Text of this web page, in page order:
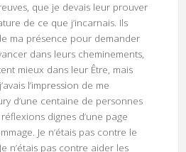
que je devais leur prouver
de ce que j’incarnais. Ils
ma présence pour demander
dans leurs cheminements,
mieux dans leur Être, mais
l’impression de me
d’une centaine de personnes
dignes d’une page
Je n’étais pas contre le
n’étais pas contre aider les